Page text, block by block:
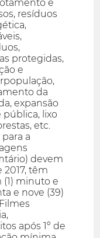
e
resíduos
protegidas,
e
da
expansão
pública, lixo
etc.
a
devem
2017, têm
minuto e
e nove (39)
após 1º de